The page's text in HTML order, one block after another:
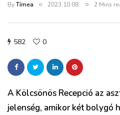
ByTímea 2023.10.08. 2 Mins
582 0
A Kölcsönös Recepció az
jelenség, amikor két bolygó